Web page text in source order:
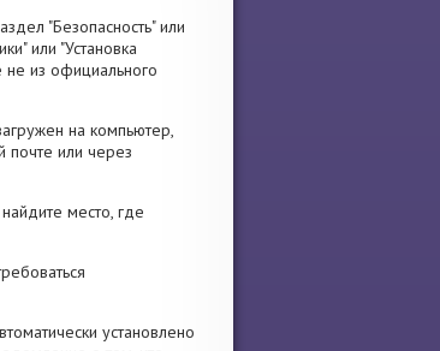
"Безопасность" или
или "Установка
не из официального
на компьютер,
почте или через
место, где
установлено